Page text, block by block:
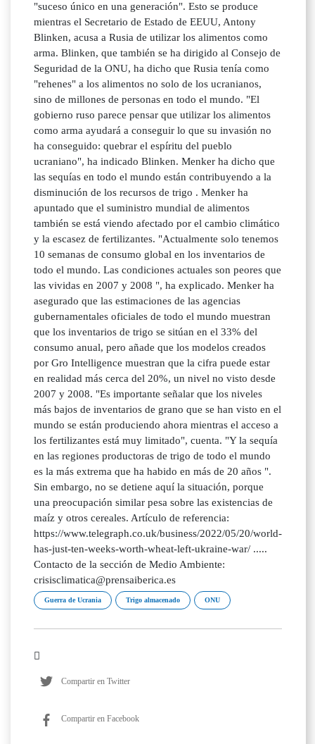
"suceso único en una generación". Esto se produce
mientras el Secretario de Estado de EEUU, Antony
Blinken, acusa a Rusia de utilizar los alimentos como
arma. Blinken, que también se ha dirigido al Consejo de
Seguridad de la ONU, ha dicho que Rusia tenía como
"rehenes" a los alimentos no solo de los ucranianos,
sino de millones de personas en todo el mundo. "El
gobierno ruso parece pensar que utilizar los alimentos
como arma ayudará a conseguir lo que su invasión no
ha conseguido: quebrar el espíritu del pueblo
ucraniano", ha indicado Blinken. Menker ha dicho que
las sequías en todo el mundo están contribuyendo a la
disminución de los recursos de trigo . Menker ha
apuntado que el suministro mundial de alimentos
también se está viendo afectado por el cambio climático
y la escasez de fertilizantes. "Actualmente solo tenemos
10 semanas de consumo global en los inventarios de
todo el mundo. Las condiciones actuales son peores que
las vividas en 2007 y 2008 ", ha explicado. Menker ha
asegurado que las estimaciones de las agencias
gubernamentales oficiales de todo el mundo muestran
que los inventarios de trigo se sitúan en el 33% del
consumo anual, pero añade que los modelos creados
por Gro Intelligence muestran que la cifra puede estar
en realidad más cerca del 20%, un nivel no visto desde
2007 y 2008. "Es importante señalar que los niveles
más bajos de inventarios de grano que se han visto en el
mundo se están produciendo ahora mientras el acceso a
los fertilizantes está muy limitado", cuenta. "Y la sequía
en las regiones productoras de trigo de todo el mundo
es la más extrema que ha habido en más de 20 años ".
Sin embargo, no se detiene aquí la situación, porque
una preocupación similar pesa sobre las existencias de
maíz y otros cereales. Artículo de referencia:
https://www.telegraph.co.uk/business/2022/05/20/world-
has-just-ten-weeks-worth-wheat-left-ukraine-war/ .....
Contacto de la sección de Medio Ambiente:
crisisclimatica@prensaiberica.es
Guerra de Ucrania Trigo almacenado ONU
Compartir en Twitter
Compartir en Facebook